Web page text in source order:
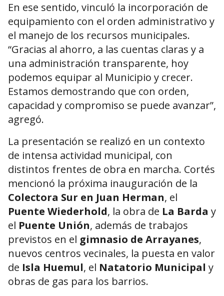
En ese sentido, vinculó la incorporación de
equipamiento con el orden administrativo y
el manejo de los recursos municipales.
“Gracias al ahorro, a las cuentas claras y a
una administración transparente, hoy
podemos equipar al Municipio y crecer.
Estamos demostrando que con orden,
capacidad y compromiso se puede avanzar”,
agregó.
La presentación se realizó en un contexto
de intensa actividad municipal, con
distintos frentes de obra en marcha. Cortés
mencionó la próxima inauguración de la
Colectora Sur en Juan Herman, el
Puente Wiederhold, la obra de La Barda y
el Puente Unión, además de trabajos
previstos en el gimnasio de Arrayanes,
nuevos centros vecinales, la puesta en valor
de Isla Huemul, el Natatorio Municipal y
obras de gas para los barrios.